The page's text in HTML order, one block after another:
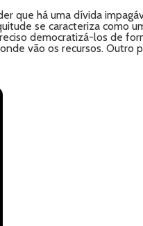
que há uma dívida
se caracteriza como
democratizá-los de
vão os recursos. Outro